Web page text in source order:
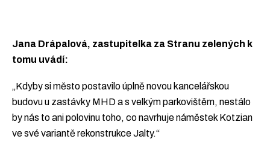
Jana Drápalová, zastupitelka za Stranu zelených k
tomu uvádí:
„Kdyby si město postavilo úplně novou kancelářskou
budovu u zastávky MHD a s velkým parkovištěm, nestálo
by nás to ani polovinu toho, co navrhuje náměstek Kotzian
ve své variantě rekonstrukce Jalty.“